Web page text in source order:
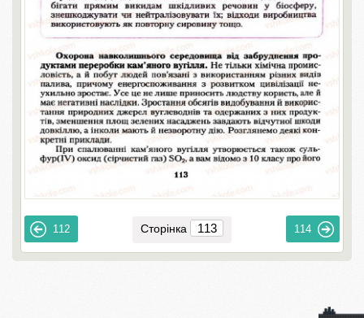
112 Сторінка 114